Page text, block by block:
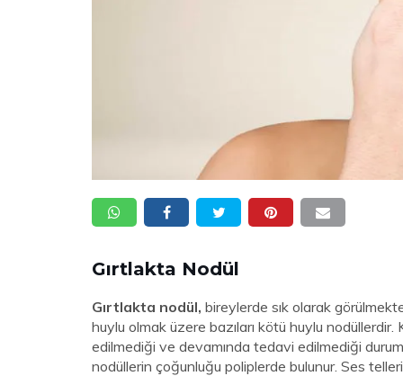
Gırtlakta Nodül
Gırtlakta nodül, bireylerde sık olarak
huylu olmak üzere bazıları kötü huylu
edilmediği ve devamında tedavi edilmediği
nodüllerin çoğunluğu poliplerde bulunur. Ses